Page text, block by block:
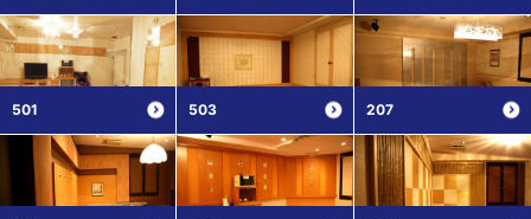
501 503 207